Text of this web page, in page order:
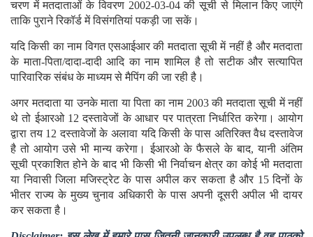
किसी अन्य सूची में नाम पाया गया तब भी उन्हें मतदाता माना जाएगा। यदि
कोई मतदाता अस्थायी रूप से बाहर गया है या ऑफिस समय में उपलब्ध नहीं
है, तो वह ऑनलाइन माध्यम से स्वयं भी विवरण अपडेट कर सकता है। पहले
चरण में मतदाताओं के विवरण 2002-03-04 की सूची से मिलान किए जाएंगे
ताकि पुराने रिकॉर्ड में विसंगतियां पकड़ी जा सकें।
यदि किसी का नाम विगत एसआईआर की मतदाता सूची में नहीं है और मतदाता
के माता-पिता/दादा-दादी आदि का नाम शामिल है तो सटीक और सत्यापित
पारिवारिक संबंध के माध्यम से मैपिंग की जा रही है।
अगर मतदाता या उनके माता या पिता का नाम 2003 की मतदाता सूची में नहीं
थे तो ईआरओ 12 दस्तावेजों के आधार पर पात्रता निर्धारित करेगा। आयोग
द्वारा तय 12 दस्तावेजों के अलावा यदि किसी के पास अतिरिक्त वैध दस्तावेज
है तो आयोग उसे भी मान्य करेगा। ईआरओ के फैसले के बाद, यानी अंतिम
सूची प्रकाशित होने के बाद भी किसी भी निर्वाचन क्षेत्र का कोई भी मतदाता
या निवासी जिला मजिस्ट्रेट के पास अपील कर सकता है और 15 दिनों के